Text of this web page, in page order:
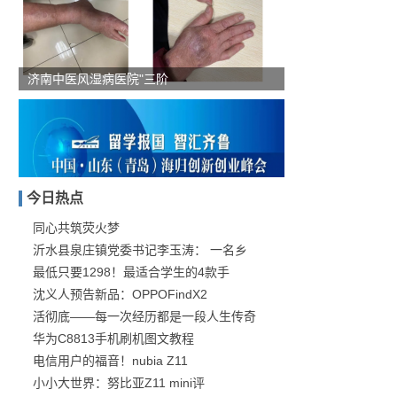
济南中医风湿病医院"三阶
“留学报国·智汇齐鲁”-
今日热点
同心共筑荧火梦
沂水县泉庄镇党委书记李玉涛： 一名乡
最低只要1298！最适合学生的4款手
沈义人预告新品：OPPOFindX2
活彻底——每一次经历都是一段人生传奇
华为C8813手机刷机图文教程
电信用户的福音！nubia Z11
小小大世界：努比亚Z11 mini评